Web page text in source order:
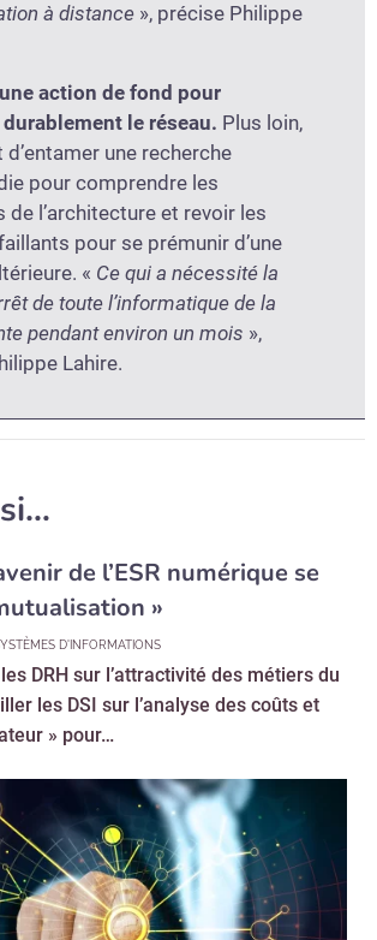
à distance », précise Philippe
action de fond pour
le réseau. Plus loin,
d’entamer une recherche
pour comprendre les
de l’architecture et revoir les
pour se prémunir d’une
« Ce qui a nécessité la
de toute l’informatique de la
pendant environ un mois »,
Lahire.
de l’ESR numérique se
»
D'INFORMATIONS
DRH sur l’attractivité des métiers du
les DSI sur l’analyse des coûts et
» pour…